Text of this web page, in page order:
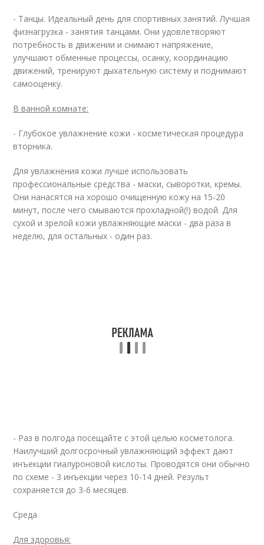
- Танцы. Идеальный день для спортивных занятий. Лучшая
физнагрузка - занятия танцами. Они удовлетворяют
потребность в движении и снимают напряжение,
улучшают обменные процессы, осанку, координацию
движений, тренируют дыхательную систему и поднимают
самооценку.
В ванной комнате:
- Глубокое увлажнение кожи - косметическая процедура
вторника.
Для увлажнения кожи лучше использовать
профессиональные средства - маски, сыворотки, кремы.
Они нанасятся на хорошо очищенную кожу на 15-20
минут, после чего смываются прохладной(!) водой. Для
сухой и зрелой кожи увлажняющие маски - два раза в
неделю, для остальных - один раз.
- Раз в полгода посещайте с этой целью косметолога.
Наилучший долгосрочный увлажняющий эффект дают
инъекции гиалуроновой кислоты. Проводятся они обычно
по схеме - 3 инъекции через 10-14 дней. Результ
сохраняется до 3-6 месяцев.
Среда
Для здоровья: